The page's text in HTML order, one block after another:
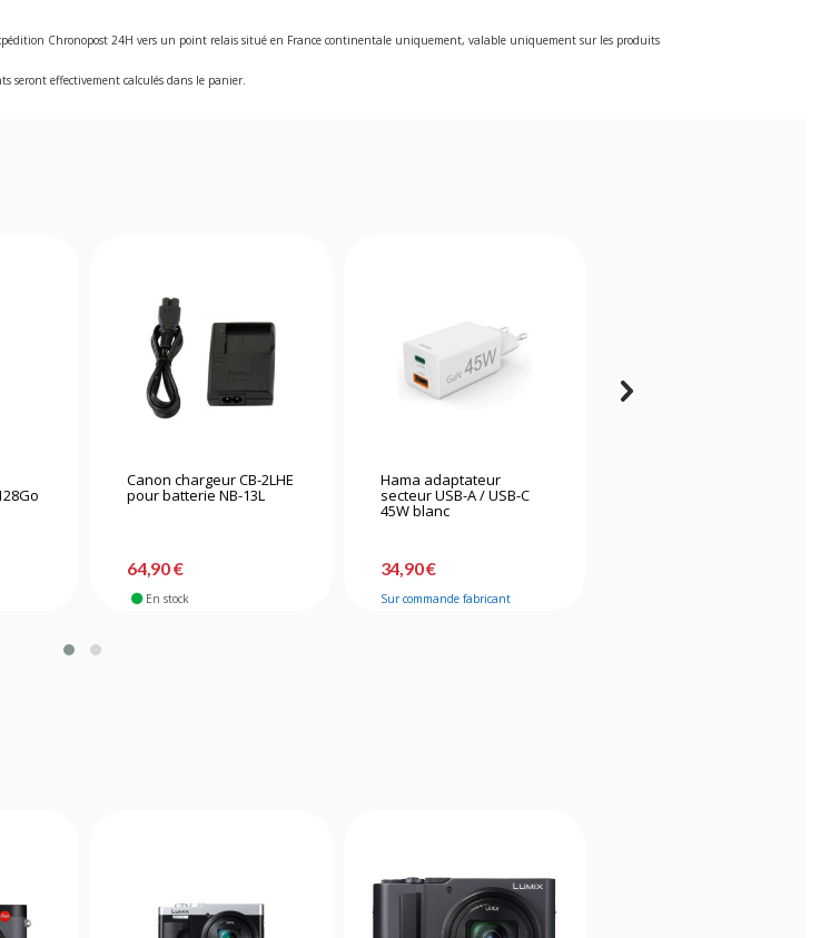
Chronopost 24H vers un point relais situé en France continentale uniquement, valable uniquement sur les produits
seront effectivement calculés dans le panier.
Canon chargeur CB-2LHE
pour batterie NB-13L
64,90 €
En stock
Hama adaptateur
secteur USB-A / USB-C
45W blanc
34,90 €
Sur commande fabricant